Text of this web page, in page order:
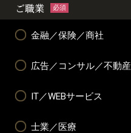
ご職業 必須
金融／保険／商社
広告／コンサル／不動産
IT／WEBサービス
士業／医療